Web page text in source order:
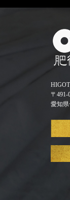
〒491-
愛知